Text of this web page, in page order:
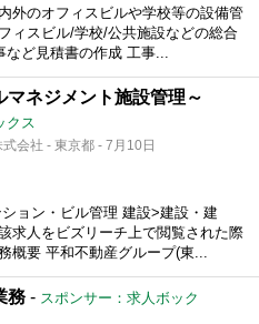
外のオフィスビルや学校等の設備管
ィスビル/学校/公共施設などの総合
ど見積書の作成 工事...
マネジメント施設管理～
クス
会社 - 東京都 - 7月10日
ョン・ビル管理 建設>建設・建
求人をビズリーチ上で閲覧された際
概要 平和不動産グループ(東...
務 - スポンサー：求人ボック